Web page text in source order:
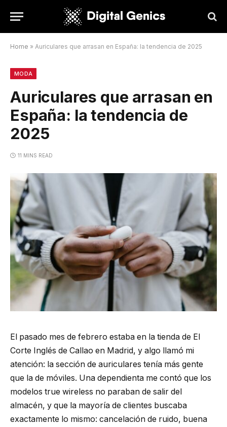
Home » Auriculares que arrasan en España: la tendencia de 2025
MODA
Auriculares que arrasan en
España: la tendencia de
2025
11 MINS READ
El pasado mes de febrero estaba en la tienda de El
Corte Inglés de Callao en Madrid, y algo llamó mi
atención: la sección de auriculares tenía más gente
que la de móviles. Una dependienta me contó que los
modelos true wireless no paraban de salir del
almacén, y que la mayoría de clientes buscaba
exactamente lo mismo: cancelación de ruido, buena